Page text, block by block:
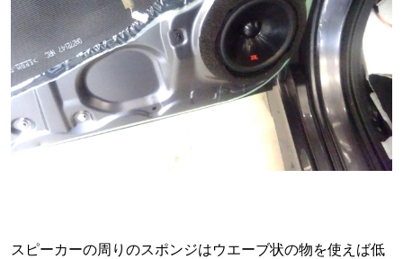
スピーカーの周りのスポンジはウエーブ状の物を使えば低